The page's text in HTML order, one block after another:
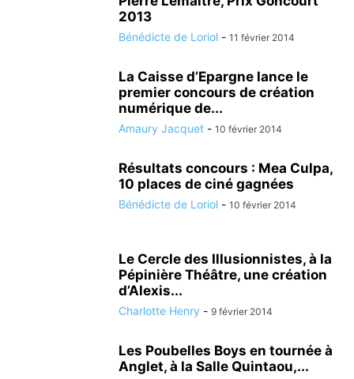
2013
Bénédicte de Loriol - 11 février 2014
La Caisse d’Epargne lance le
premier concours de création
numérique de...
Amaury Jacquet - 10 février 2014
Résultats concours : Mea Culpa,
10 places de ciné gagnées
Bénédicte de Loriol - 10 février 2014
Le Cercle des Illusionnistes, à la
Pépinière Théâtre, une création
d’Alexis...
Charlotte Henry - 9 février 2014
Les Poubelles Boys en tournée à
Anglet, à la Salle Quintaou,...